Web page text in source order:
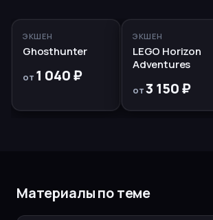
ЭКШЕН
Ghosthunter
от 1 040 ₽
ЭКШЕН
LEGO Horizon
Adventures
от3 150 ₽
Материалы по теме